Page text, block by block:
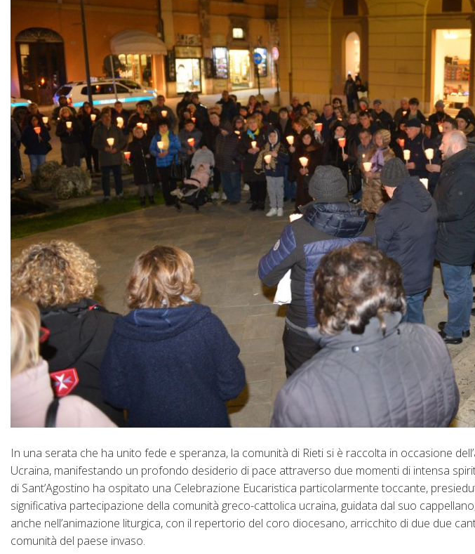
In una serata che ha unito fede e speranza, la comunità di Rieti si è raccolta in occasione
Ucraina, manifestando un profondo desiderio di pace attraverso due momenti di intensa
di Sant’Agostino ha ospitato una Celebrazione Eucaristica particolarmente toccante,
significativa partecipazione della comunità greco-cattolica ucraina, guidata dal suo
anche nell’animazione liturgica, con il repertorio del coro diocesano, arricchito di due due
comunità del paese invaso.